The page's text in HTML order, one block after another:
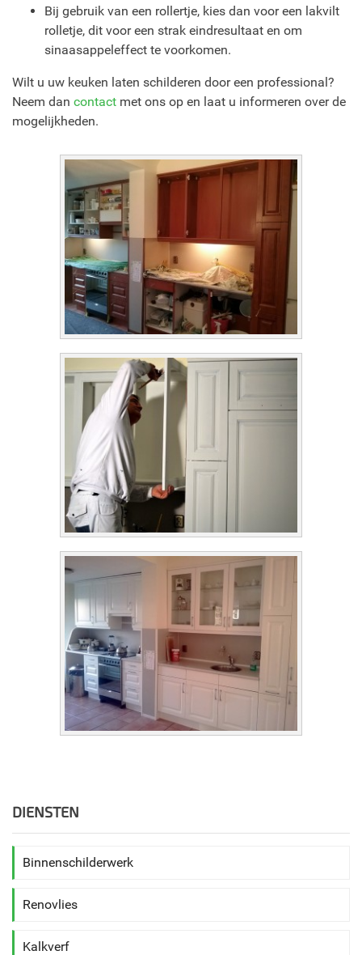
Bij gebruik van een rollertje, kies dan voor een lakvilt
rolletje, dit voor een strak eindresultaat en om
sinaasappeleffect te voorkomen.
Wilt u uw keuken laten schilderen door een professional?
Neem dan contact met ons op en laat u informeren over de
mogelijkheden.
DIENSTEN
Binnenschilderwerk
Renovlies
Kalkverf